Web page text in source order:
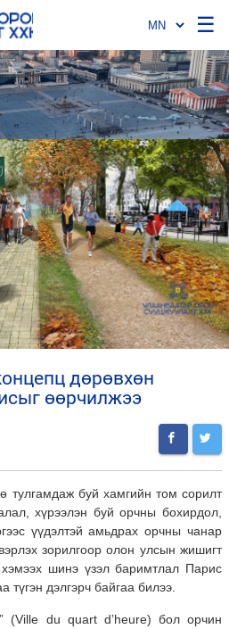
☰
өөрчилжээ
тулгамдаж буй хамгийн том сорилт
хүрээлэн буй орчны бохирдол,
үүдэлтэй амьдрах орчны чанар
зорилгоор олон улсын жишигт
шинэ үзэл баримтлал Парис
түгэн дэлгэрч байгаа билээ.
(Ville du quart d’heure) бол орчин